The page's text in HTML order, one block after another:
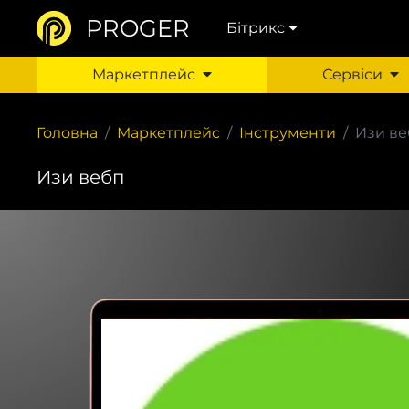
PROGER Бітрикс
Маркетплейс Сервіси
Головна Маркетплейс Інструменти Изи
Изи вебп